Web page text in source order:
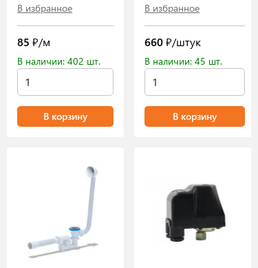
В избранное
85 ₽/м
В наличии: 402 шт.
В корзину
В избранное
660₽/штук
В наличии: 45 шт.
В корзину